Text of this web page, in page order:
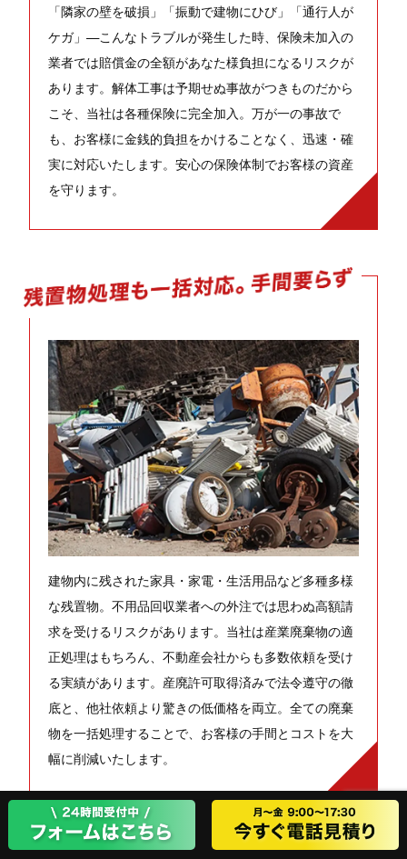
「隣家の壁を破損」「振動で建物にひび」「通行人が
ケガ」—こんなトラブルが発生した時、保険未加入の
業者では賠償金の全額があなた様負担になるリスクが
あります。解体工事は予期せぬ事故がつきものだから
こそ、当社は各種保険に完全加入。万が一の事故で
も、お客様に金銭的負担をかけることなく、迅速・確
実に対応いたします。安心の保険体制でお客様の資産
を守ります。
建物内に残された家具・家電・生活用品など多種多様
な残置物。不用品回収業者への外注では思わぬ高額請
求を受けるリスクがあります。当社は産業廃棄物の適
正処理はもちろん、不動産会社からも多数依頼を受け
る実績があります。産廃許可取得済みで法令遵守の徹
底と、他社依頼より驚きの低価格を両立。全ての廃棄
物を一括処理することで、お客様の手間とコストを大
幅に削減いたします。